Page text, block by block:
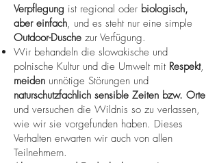
Verpflegung ist regional oder biologisch,
aber einfach, und es steht nur eine simple
Outdoor-Dusche zur Verfügung.
Wir behandeln die slowakische und
polnische Kultur und die Umwelt mit Respekt,
meiden unnötige Störungen und
naturschutzfachlich sensible Zeiten bzw. Orte
und versuchen die Wildnis so zu verlassen,
wie wir sie vorgefunden haben. Dieses
Verhalten erwarten wir auch von allen
Teilnehmern.